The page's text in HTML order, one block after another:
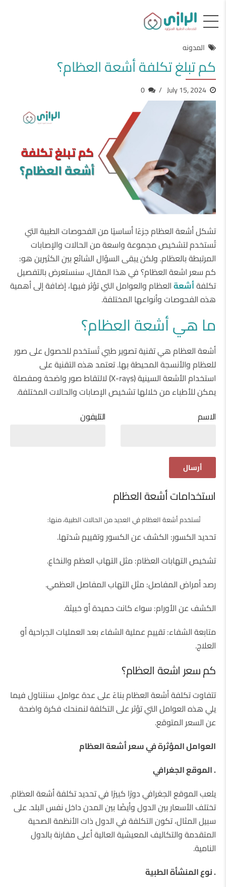
المدونه
كم تبلغ تكلفة أشعة العظام؟
July 15, 2024
0
تشكل أشعة العظام جزءًا أساسيًا من الفحوصات الطبية التي
تُستخدم لتشخيص مجموعة واسعة من الحالات والإصابات
المرتبطة بالعظام. ولكن يبقى السؤال الشائع بين الكثيرين هو:
كم سعر اشعة العظام؟ في هذا المقال، سنستعرض بالتفصيل
تكلفةأشعةالعظام والعوامل التي تؤثر فيها، إضافة إلى أهمية
هذه الفحوصات وأنواعها المختلفة.
ما هي أشعة العظام؟
أشعة العظام هي تقنية تصوير طبي تُستخدم للحصول على صور
للعظام والأنسجة المحيطة بها. تعتمد هذه التقنية على
استخدام الأشعة السينية (X-rays) لالتقاط صور واضحة ومفصلة
يمكن للأطباء من خلالها تشخيص الإصابات والحالات المختلفة.
الاسم
التليفون
استخدامات أشعة العظام
تُستخدم أشعة العظام في العديد من الحالات الطبية، منها:
تحديد الكسور: الكشف عن الكسور وتقييم شدتها.
تشخيص التهابات العظام: مثل التهاب العظم والنخاع.
رصد أمراض المفاصل: مثل التهاب المفاصل العظمي.
الكشف عن الأورام: سواء كانت حميدة أو خبيثة.
متابعة الشفاء: تقييم عملية الشفاء بعد العمليات الجراحية أو
العلاج.
كم سعر اشعة العظام؟
تتفاوت تكلفة أشعة العظام بناءً على عدة عوامل. سنتناول فيما
يلي هذه العوامل التي تؤثر على التكلفة لنمنحك فكرة واضحة
عن السعر المتوقع.
العوامل المؤثرة في سعر أشعة العظام
. الموقع الجغرافي
يلعب الموقع الجغرافي دورًا كبيرًا في تحديد تكلفة أشعة العظام.
تختلف الأسعار بين الدول وأيضًا بين المدن داخل نفس البلد. على
سبيل المثال، تكون التكلفة في الدول ذات الأنظمة الصحية
المتقدمة والتكاليف المعيشية العالية أعلى مقارنة بالدول
النامية.
. نوع المنشأة الطبية